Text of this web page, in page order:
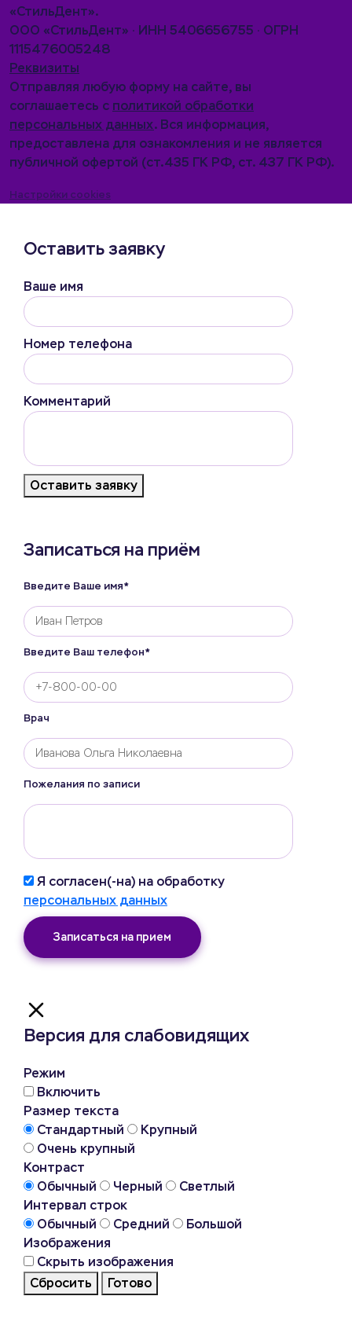
«СтильДент».
ООО «СтильДент» · ИНН 5406656755 · ОГРН
1115476005248
Реквизиты
Отправляя любую форму на сайте, вы
соглашаетесь с политикой обработки
персональных данных. Вся информация,
предоставлена для ознакомления и не является
публичной офертой (ст.435 ГК РФ, cт. 437 ГК РФ).
Настройки cookies
Оставить заявку
Ваше имя
Номер телефона
Комментарий
Оставить заявку
Записаться на приём
Введите Ваше имя*
Введите Ваш телефон*
Врач
Пожелания по записи
Я согласен(-на) на обработку
персональных данных
Записаться на прием
Версия для слабовидящих
Режим
Включить
Размер текста
Стандартный
Крупный
Очень крупный
Контраст
Обычный
Черный
Светлый
Интервал строк
Обычный
Средний
Большой
Изображения
Скрыть изображения
Сбросить
Готово